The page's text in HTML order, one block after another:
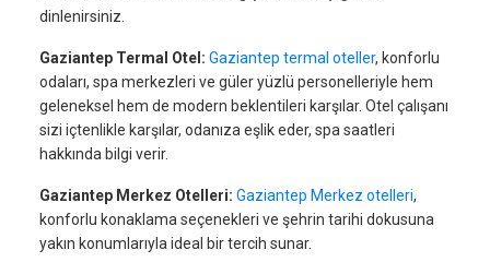
dinlenirsiniz.
Gaziantep Termal Otel: Gaziantep termal oteller, konforlu
odaları, spa merkezleri ve güler yüzlü personelleriyle hem
geleneksel hem de modern beklentileri karşılar. Otel çalışanı
sizi içtenlikle karşılar, odanıza eşlik eder, spa saatleri
hakkında bilgi verir.
Gaziantep Merkez Otelleri: Gaziantep Merkez otelleri,
konforlu konaklama seçenekleri ve şehrin tarihi dokusuna
yakın konumlarıyla ideal bir tercih sunar.